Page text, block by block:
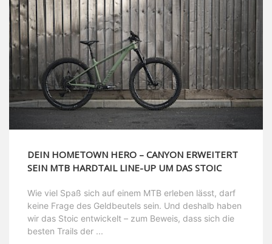
DEIN HOMETOWN HERO – CANYON ERWEITERT
SEIN MTB HARDTAIL LINE-UP UM DAS STOIC
Wie viel Spaß sich auf einem MTB erleben lässt, darf
keine Frage des Geldbeutels sein. Und deshalb haben
wir das Stoic entwickelt – zum Beweis, dass sich die
besten Trails der ...